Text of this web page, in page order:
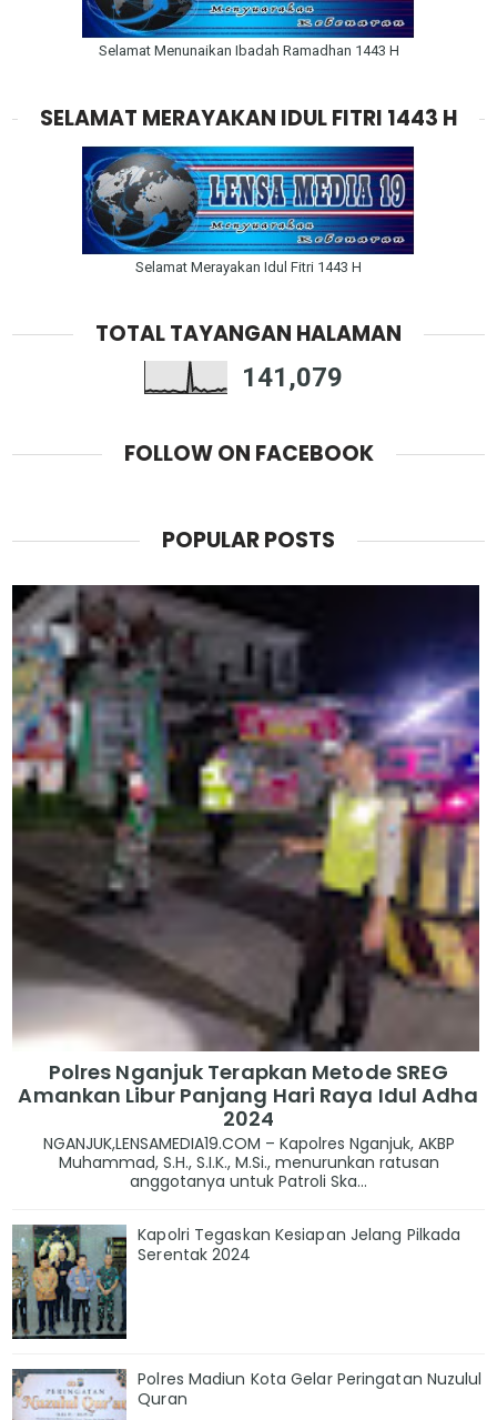
Selamat Menunaikan Ibadah Ramadhan 1443 H
SELAMAT MERAYAKAN IDUL FITRI 1443 H
Selamat Merayakan Idul Fitri 1443 H
TOTAL TAYANGAN HALAMAN
141,079
FOLLOW ON FACEBOOK
POPULAR POSTS
Polres Nganjuk Terapkan Metode SREG
Amankan Libur Panjang Hari Raya Idul Adha
2024
NGANJUK,LENSAMEDIA19.COM – Kapolres Nganjuk, AKBP
Muhammad, S.H., S.I.K., M.Si., menurunkan ratusan
anggotanya untuk Patroli Ska...
Kapolri Tegaskan Kesiapan Jelang Pilkada
Serentak 2024
Polres Madiun Kota Gelar Peringatan Nuzulul
Quran